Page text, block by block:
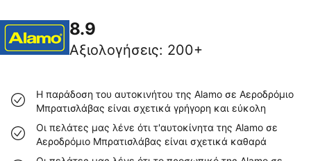
8.9
Αξιολογήσεις: 200+
Η παράδοση του αυτοκινήτου της Alamo σε Αεροδρόμιο
Μπρατισλάβας είναι σχετικά γρήγορη και εύκολη
Οι πελάτες μας λένε ότι τ'αυτοκίνητα της Alamo σε
Αεροδρόμιο Μπρατισλάβας είναι σχετικά καθαρά